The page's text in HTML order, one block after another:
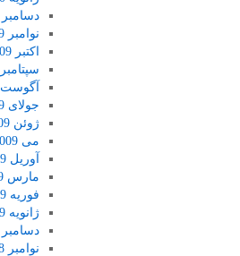
دسامبر 2009
نوامبر 2009
اکتبر 2009
سپتامبر 2009
آگوست 2009
جولای 2009
ژوئن 2009
می 2009
آوریل 2009
مارس 2009
فوریه 2009
ژانویه 2009
دسامبر 2008
نوامبر 2008